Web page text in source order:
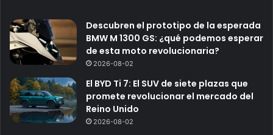
Descubren el prototipo de la esperada
BMW M 1300 GS: ¿qué podemos esperar
de esta moto revolucionaria?
2026-08-02
El BYD Ti 7: El SUV de siete plazas que
promete revolucionar el mercado del
Reino Unido
2026-08-02